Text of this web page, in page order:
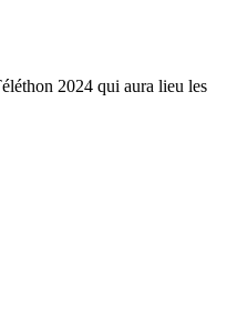
2024 qui aura lieu les